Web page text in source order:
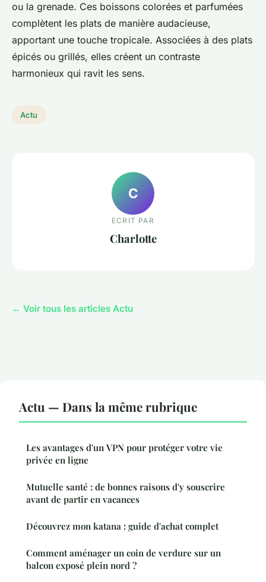
ou la grenade. Ces boissons colorées et parfumées
complètent les plats de manière audacieuse,
apportant une touche tropicale. Associées à des plats
épicés ou grillés, elles créent un contraste
harmonieux qui ravit les sens.
Actu
C
ECRIT PAR
Charlotte
← Voir tous les articles Actu
Actu — Dans la même rubrique
Les avantages d'un VPN pour protéger votre vie
privée en ligne
Mutuelle santé : de bonnes raisons d'y souscrire
avant de partir en vacances
Découvrez mon katana : guide d'achat complet
Comment aménager un coin de verdure sur un
balcon exposé plein nord ?